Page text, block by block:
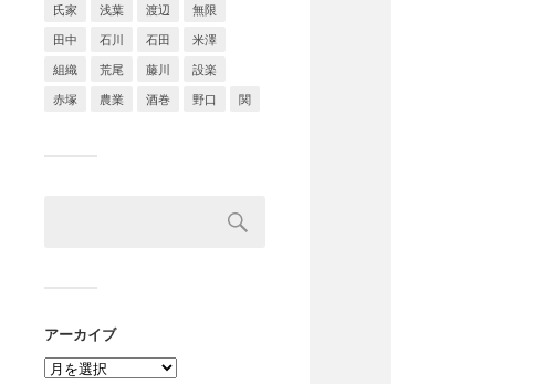
氏家 浅葉 渡辺 無限
田中 石川 石田 米澤
組織 荒尾 藤川 設楽
赤塚 農業 酒巻 野口 関
アーカイブ